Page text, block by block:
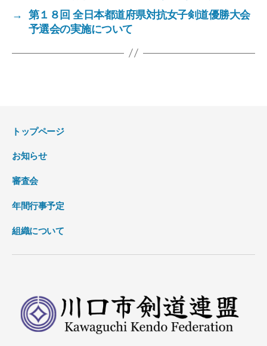
→
第１８回 全日本都道府県対抗女子剣道優勝大会
予選会の実施について
トップページ
お知らせ
審査会
年間行事予定
組織について